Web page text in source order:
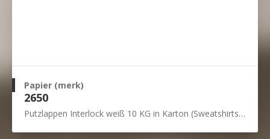
Papier (merk)
2650
Putzlappen Interlock weiß 10 KG in Karton (Sweatshirts & T-shirts)